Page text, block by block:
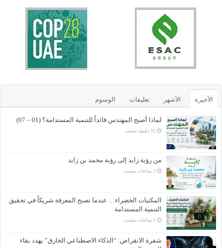
الأخيرة الأشهر تعليقات الوسوم
لماذا أصبح المهندس قائداً للتنمية المستدامة؟ (01 – 07)
من رؤية زايد إلى رؤية محمد بن زايد
المكتبات الخضراء… عندما تصبح المعرفة شريكاً في تحقيق
التنمية المستدامة
شفرة الانقراض: “الذكاء الاصطناعي الخارق” يهدد بقاء